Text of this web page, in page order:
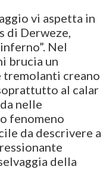
vi aspetta in
di Derweze,
Nel
brucia un
tremolanti creano
al calar
nelle
fenomeno
da descrivere a
della